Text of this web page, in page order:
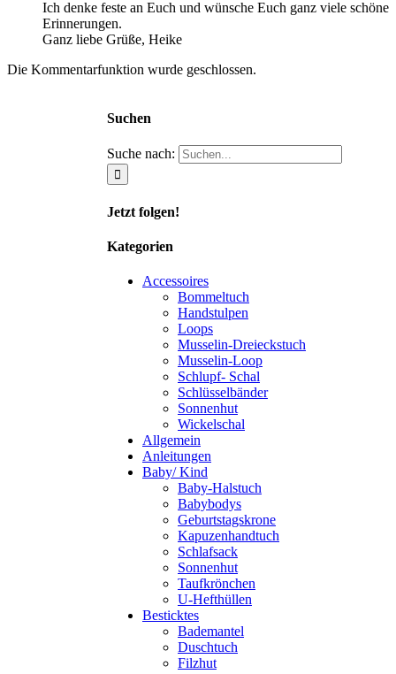
Ich denke feste an Euch und wünsche Euch ganz viele schöne
Erinnerungen.
Ganz liebe Grüße, Heike
Die Kommentarfunktion wurde geschlossen.
Suchen
Suche nach:
Jetzt folgen!
Kategorien
Accessoires
Bommeltuch
Handstulpen
Loops
Musselin-Dreieckstuch
Musselin-Loop
Schlupf- Schal
Schlüsselbänder
Sonnenhut
Wickelschal
Allgemein
Anleitungen
Baby/ Kind
Baby-Halstuch
Babybodys
Geburtstagskrone
Kapuzenhandtuch
Schlafsack
Sonnenhut
Taufkrönchen
U-Hefthüllen
Besticktes
Bademantel
Duschtuch
Filzhut